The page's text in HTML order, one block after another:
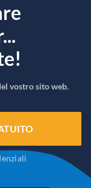
vostro sito web.